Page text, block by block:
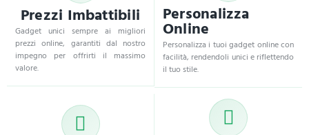
Prezzi Imbattibili
Gadget unici sempre ai migliori
prezzi online, garantiti dal nostro
impegno per offrirti il massimo
valore.
Personalizza
Online
Personalizza i tuoi gadget online con
facilità, rendendoli unici e riflettendo
il tuo stile.